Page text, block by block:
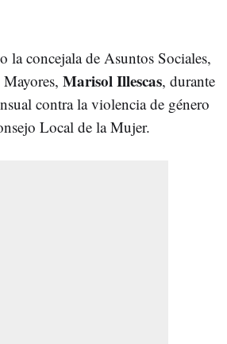
la concejala de Asuntos Sociales,
Marisol Illescas, durante
contra la violencia de género
Local de la Mujer.